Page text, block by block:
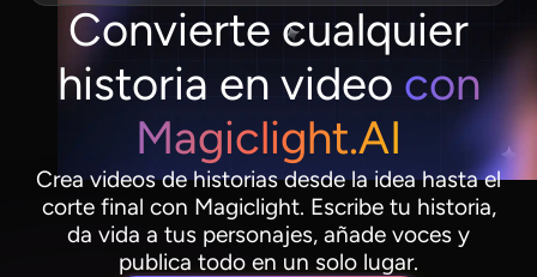
Convierte cualquier
historia en video con
Magiclight.AI
Crea videos de historias desde la idea hasta el
corte final con Magiclight. Escribe tu historia,
da vida a tus personajes, añade voces y
publica todo en un solo lugar.